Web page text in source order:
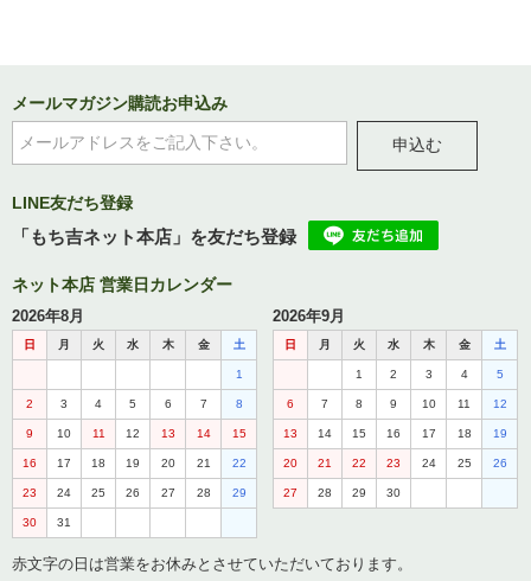
メールマガジン購読お申込み
申込む
LINE友だち登録
「もち吉ネット本店」を友だち登録
ネット本店 営業日カレンダー
2026年8月
日 月 火 水 木 金 土
1
2 3 4 5 6 7 8
9 10 11 12 13 14 15
16 17 18 19 20 21 22
23 24 25 26 27 28 29
30 31
2026年9月
日 月 火 水 木 金 土
1 2 3 4 5
6 7 8 9 10 11 12
13 14 15 16 17 18 19
20 21 22 23 24 25 26
27 28 29 30
赤文字の日は営業をお休みとさせていただいております。